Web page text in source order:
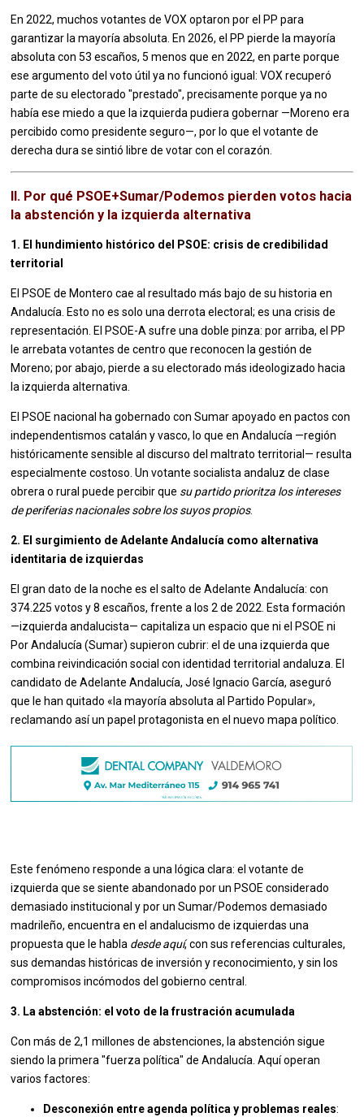
En 2022, muchos votantes de VOX optaron por el PP para
garantizar la mayoría absoluta. En 2026, el PP pierde la mayoría
absoluta con 53 escaños, 5 menos que en 2022, en parte porque
ese argumento del voto útil ya no funcionó igual: VOX recuperó
parte de su electorado "prestado", precisamente porque ya no
había ese miedo a que la izquierda pudiera gobernar —Moreno era
percibido como presidente seguro—, por lo que el votante de
derecha dura se sintió libre de votar con el corazón.
II. Por qué PSOE+Sumar/Podemos pierden votos hacia
la abstención y la izquierda alternativa
1. El hundimiento histórico del PSOE: crisis de credibilidad
territorial
El PSOE de Montero cae al resultado más bajo de su historia en
Andalucía. Esto no es solo una derrota electoral; es una crisis de
representación. El PSOE-A sufre una doble pinza: por arriba, el PP
le arrebata votantes de centro que reconocen la gestión de
Moreno; por abajo, pierde a su electorado más ideologizado hacia
la izquierda alternativa.
El PSOE nacional ha gobernado con Sumar apoyado en pactos con
independentismos catalán y vasco, lo que en Andalucía —región
históricamente sensible al discurso del maltrato territorial— resulta
especialmente costoso. Un votante socialista andaluz de clase
obrera o rural puede percibir que su partido prioritza los intereses
de periferias nacionales sobre los suyos propios.
2. El surgimiento de Adelante Andalucía como alternativa
identitaria de izquierdas
El gran dato de la noche es el salto de Adelante Andalucía: con
374.225 votos y 8 escaños, frente a los 2 de 2022. Esta formación
—izquierda andalucista— capitaliza un espacio que ni el PSOE ni
Por Andalucía (Sumar) supieron cubrir: el de una izquierda que
combina reivindicación social con identidad territorial andaluza. El
candidato de Adelante Andalucía, José Ignacio García, aseguró
que le han quitado «la mayoría absoluta al Partido Popular»,
reclamando así un papel protagonista en el nuevo mapa político.
Este fenómeno responde a una lógica clara: el votante de
izquierda que se siente abandonado por un PSOE considerado
demasiado institucional y por un Sumar/Podemos demasiado
madrileño, encuentra en el andalucismo de izquierdas una
propuesta que le habla desde aquí, con sus referencias culturales,
sus demandas históricas de inversión y reconocimiento, y sin los
compromisos incómodos del gobierno central.
3. La abstención: el voto de la frustración acumulada
Con más de 2,1 millones de abstenciones, la abstención sigue
siendo la primera "fuerza política" de Andalucía. Aquí operan
varios factores:
Desconexión entre agenda política y problemas reales: